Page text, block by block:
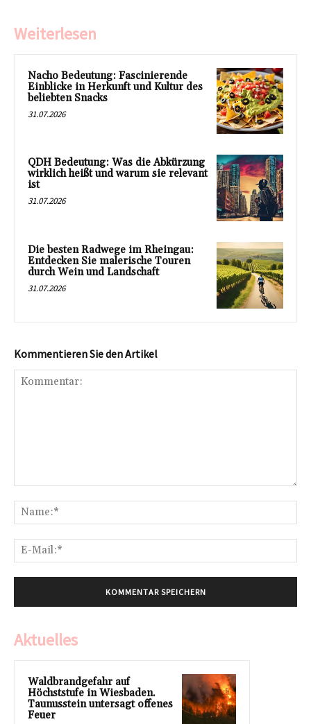
Weiterlesen
Nacho Bedeutung: Fascinierende
Einblicke in Herkunft und Kultur des
beliebten Snacks
31.07.2026
QDH Bedeutung: Was die Abkürzung
wirklich heißt und warum sie relevant
ist
31.07.2026
Die besten Radwege im Rheingau:
Entdecken Sie malerische Touren
durch Wein und Landschaft
31.07.2026
Kommentieren Sie den Artikel
Aktuelles
Waldbrandgefahr auf
Höchststufe in Wiesbaden.
Taunusstein untersagt offenes
Feuer